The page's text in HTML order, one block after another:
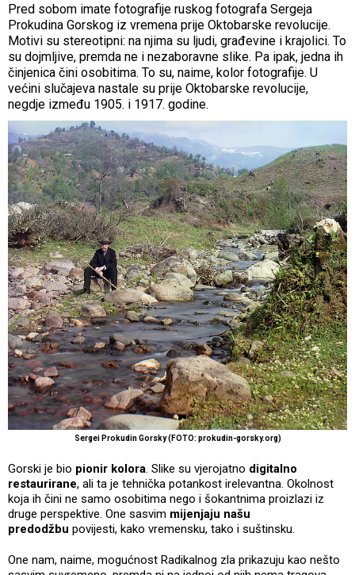
Pred sobom imate fotografije ruskog fotografa Sergeja
Prokudina Gorskog iz vremena prije Oktobarske revolucije.
Motivi su stereotipni: na njima su ljudi, građevine i krajolici. To
su dojmljive, premda ne i nezaboravne slike. Pa ipak, jedna ih
činjenica čini osobitima. To su, naime, kolor fotografije. U
većini slučajeva nastale su prije Oktobarske revolucije,
negdje između 1905. i 1917. godine.
Sergei Prokudin Gorsky (FOTO: prokudin-gorsky.org)
Gorski je bio pionir kolora. Slike su vjerojatno digitalno
restaurirane, ali ta je tehnička potankost irelevantna. Okolnost
koja ih čini ne samo osobitima nego i šokantnima proizlazi iz
druge perspektive. One sasvim mijenjaju našu
predodžbu povijesti, kako vremensku, tako i suštinsku.
One nam, naime, mogućnost Radikalnog zla prikazuju kao nešto